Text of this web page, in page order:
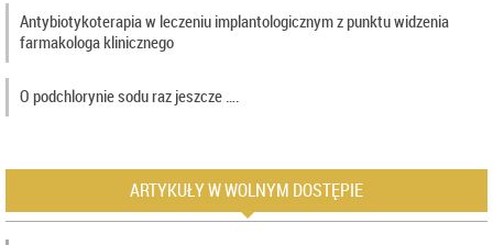
Antybiotykoterapia w leczeniu implantologicznym z punktu widzenia
farmakologa klinicznego
O podchlorynie sodu raz jeszcze ….
ARTYKUŁY W WOLNYM DOSTĘPIE